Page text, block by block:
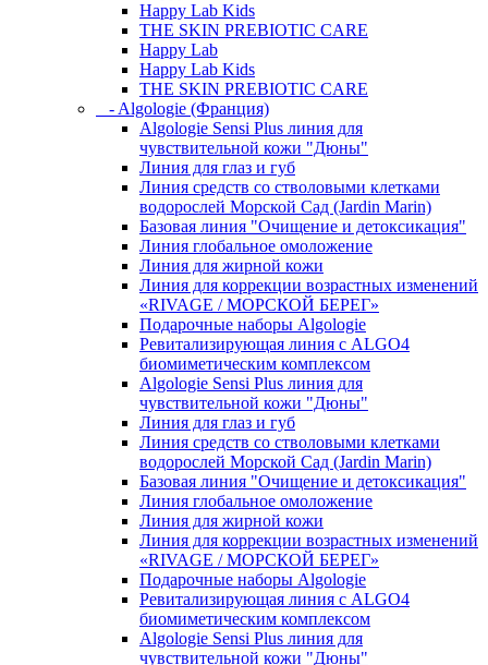
Happy Lab Kids
THE SKIN PREBIOTIC CARE
Happy Lab
Happy Lab Kids
THE SKIN PREBIOTIC CARE
- Algologie (Франция)
Algologie Sensi Plus линия для
чувcтвительной кожи "Дюны"
Линия для глаз и губ
Линия средств со стволовыми клетками
водорослей Морской Сад (Jardin Marin)
Базовая линия "Очищение и детоксикация"
Линия глобальное омоложение
Линия для жирной кожи
Линия для коррекции возрастных изменений
«RIVAGE / МОРСКОЙ БЕРЕГ»
Подарочные наборы Algologie
Ревитализирующая линия с ALGO4
биомиметическим комплексом
Algologie Sensi Plus линия для
чувcтвительной кожи "Дюны"
Линия для глаз и губ
Линия средств со стволовыми клетками
водорослей Морской Сад (Jardin Marin)
Базовая линия "Очищение и детоксикация"
Линия глобальное омоложение
Линия для жирной кожи
Линия для коррекции возрастных изменений
«RIVAGE / МОРСКОЙ БЕРЕГ»
Подарочные наборы Algologie
Ревитализирующая линия с ALGO4
биомиметическим комплексом
Algologie Sensi Plus линия для
чувcтвительной кожи "Дюны"